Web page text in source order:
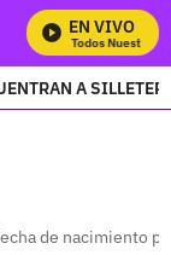
EN VIVO
Mira Todos Nuestros
A
de nacimiento